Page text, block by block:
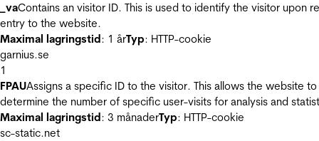
_vaContains an visitor ID. This is used to identify the visitor upon
entry to the website.
Maximal lagringstid: 1 årTyp: HTTP-cookie
garnius.se
1
FPAUAssigns a specific ID to the visitor. This allows the website to
determine the number of specific user-visits for analysis and
Maximal lagringstid: 3 månaderTyp: HTTP-cookie
sc-static.net